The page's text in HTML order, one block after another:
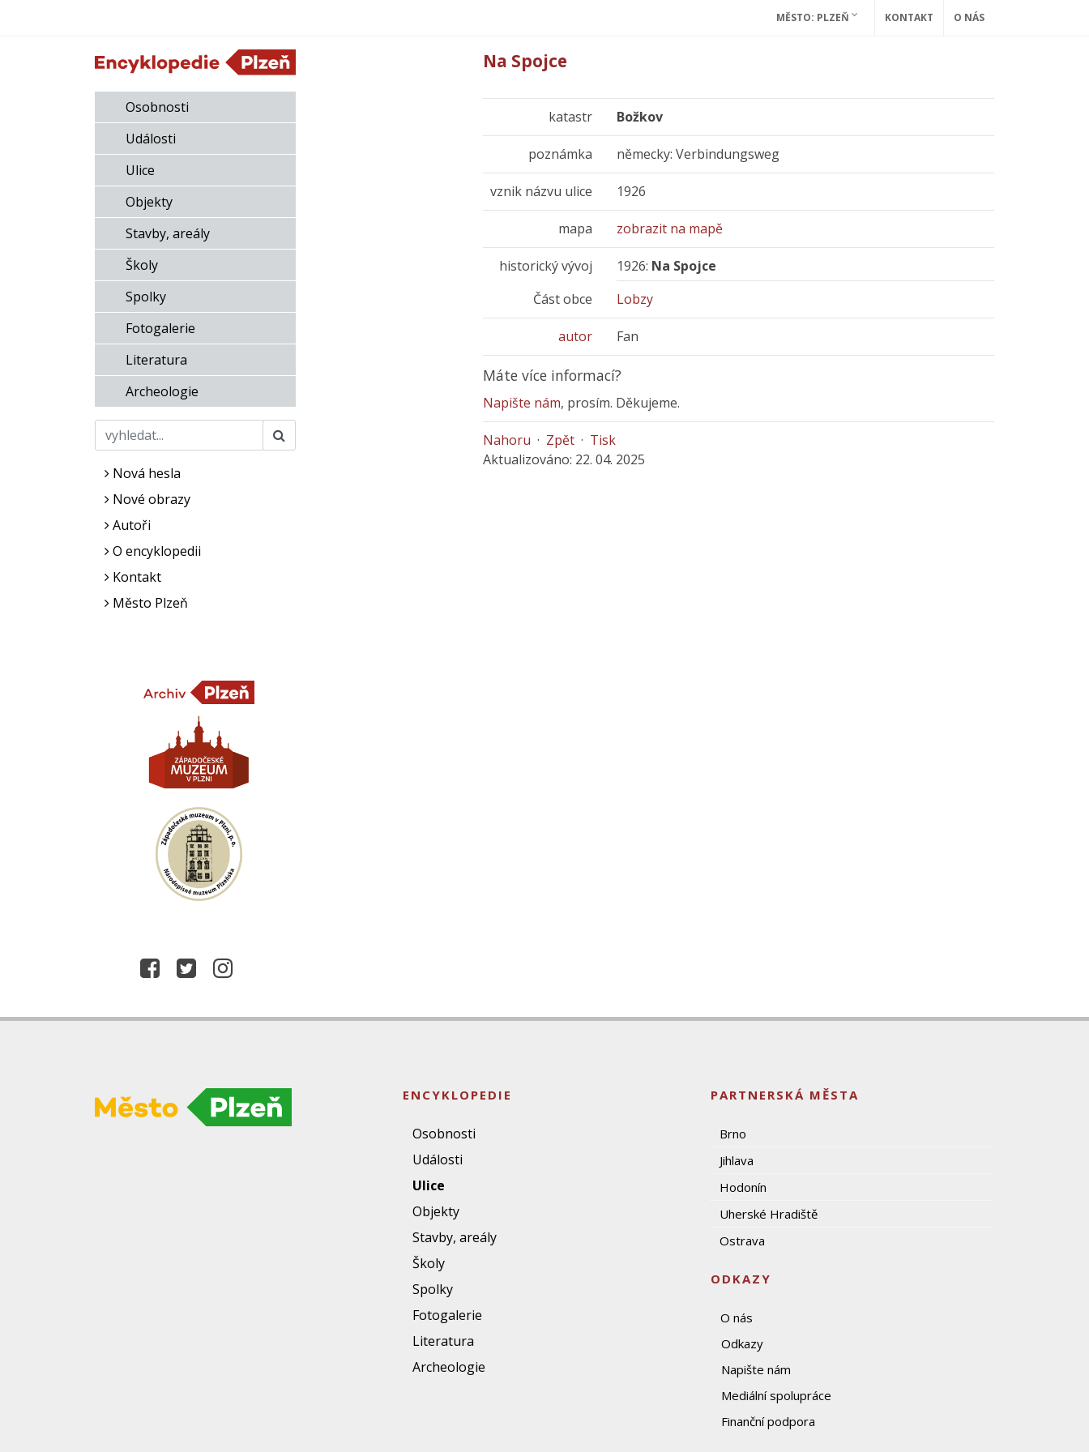
MĚSTO: PLZEŇ KONTAKT O NÁS
Osobnosti
Události
Ulice
Objekty
Stavby, areály
Školy
Spolky
Fotogalerie
Literatura
Archeologie
Nová hesla
Nové obrazy
Autoři
O encyklopedii
Kontakt
Město Plzeň
Na Spojce
katastr Božkov
poznámka německy: Verbindungsweg
vznik názvu ulice 1926
mapa zobrazit na mapě
historický vývoj 1926: Na Spojce
Část obce
Lobzy
autor Fan
Máte více informací?
Napište nám, prosím. Děkujeme.
Nahoru · Zpět · Tisk
Aktualizováno: 22. 04. 2025
ENCYKLOPEDIE
Osobnosti
Události
Ulice
Objekty
Stavby, areály
Školy
Spolky
Fotogalerie
Literatura
Archeologie
PARTNERSKÁ MĚSTA
Brno
Jihlava
Hodonín
Uherské Hradiště
Ostrava
ODKAZY
O nás
Odkazy
Napište nám
Mediální spolupráce
Finanční podpora